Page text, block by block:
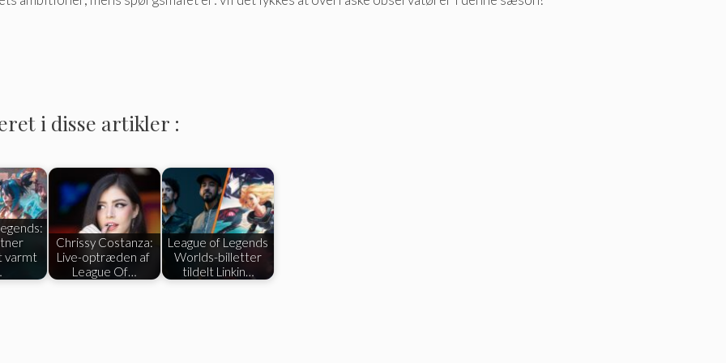
i disse artikler :
varmt
Chrissy Costanza:
Live-optræden af ​​
League Of…
League of Legends
Worlds-billetter
tildelt Linkin…